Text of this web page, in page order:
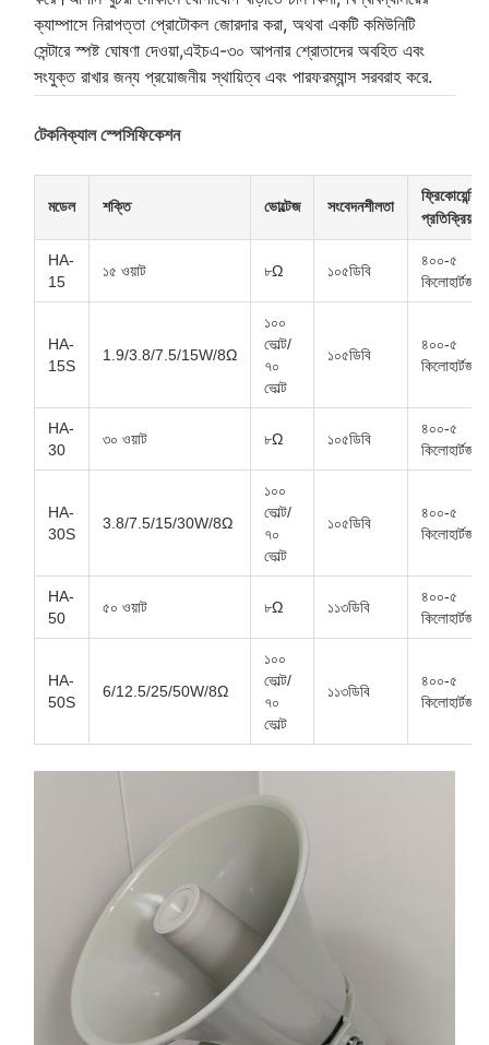
ক্যাম্পাসে নিরাপত্তা প্রোটোকল জোরদার করা, অথবা একটি কমিউনিটি
সেন্টারে স্পষ্ট ঘোষণা দেওয়া,এইচএ-৩০ আপনার শ্রোতাদের অবহিত এবং
সংযুক্ত রাখার জন্য প্রয়োজনীয় স্থায়িত্ব এবং পারফরম্যান্স সরবরাহ করে.
টেকনিক্যাল স্পেসিফিকেশন
মডেল শক্তি ভোল্টেজ সংবেদনশীলতা
ফ্রিকোয়েন্সি
প্রতিক্রিয়া
HA-
15
১৫ ওয়াট ৮Ω ১০৫ডিবি
৪০০-৫
কিলোহার্টজ
HA-
15S
1.9/3.8/7.5/15W/8Ω
১০০
ভোল্ট/
৭০
ভোল্ট
১০৫ডিবি
৪০০-৫
কিলোহার্টজ
HA-
30
৩০ ওয়াট ৮Ω ১০৫ডিবি
৪০০-৫
কিলোহার্টজ
HA-
30S
3.8/7.5/15/30W/8Ω
১০০
ভোল্ট/
৭০
ভোল্ট
১০৫ডিবি
৪০০-৫
কিলোহার্টজ
HA-
50
৫০ ওয়াট ৮Ω ১১৩ডিবি
৪০০-৫
কিলোহার্টজ
HA-
50S
6/12.5/25/50W/8Ω
১০০
ভোল্ট/
৭০
ভোল্ট
১১৩ডিবি
৪০০-৫
কিলোহার্টজ